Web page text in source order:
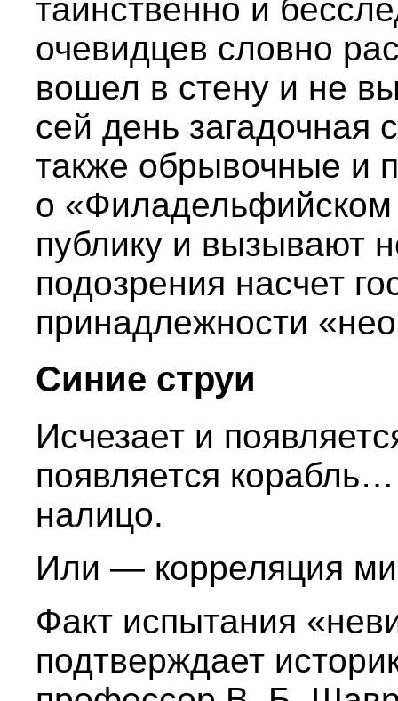
таинственно и
очевидцев словно
вошел в стену и не
сей день загадочная
также обрывочные и
о «Филадельфийском
публику и вызывают
подозрения насчет
принадлежности
Синие струи
Исчезает и
появляется
налицо.
Или — корреляция
Факт испытания
подтверждает